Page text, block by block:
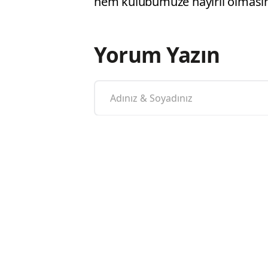
Yorum Yazın